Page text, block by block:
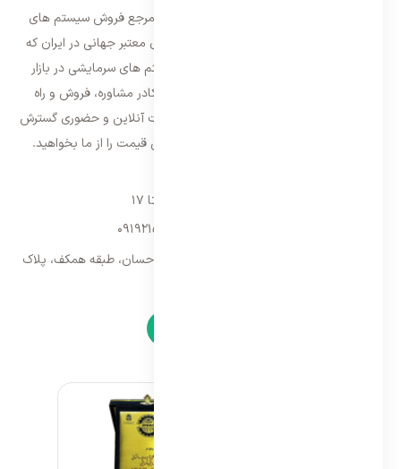
فروشگاه ایران اسپلیت اولین و معتمد ترین مرجع فروش سیستم های
تهویه مطبوع و سرمایشی وارداتی با برند های معتبر جهانی در ایران که
فعالیت خود را از سال ۱۳۸۷ با فروش سیستم های سرمایشی در بازار
تهران شروع و از سال ۱۳۹۵ با بهره گیری از کادر مشاوره، فروش و راه
اندازی، فعالیت خود را در سراسر کشور به صورت آنلاین و حضوری گسترش
داده است. با کیفیت ترین خدمات و بهترین قیمت را از ما بخواهید.
09192157173
تهران، سه راه امین حضور، مجتمع تجاری احسان، طبقه همکف، پلاک